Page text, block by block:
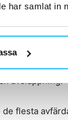
har samlat in
och
det lugnt och
som
sedan
avslappning.
flesta